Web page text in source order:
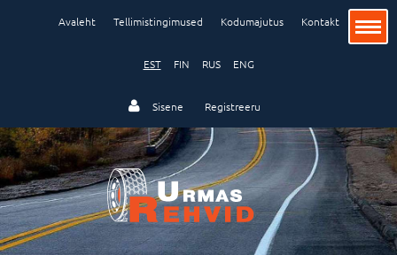
Avaleht Tellimistingimused Kodumajutus Kontakt
EST FIN RUS ENG
Sisene Registreeru
Sõiduauto
Veoauto ja buss